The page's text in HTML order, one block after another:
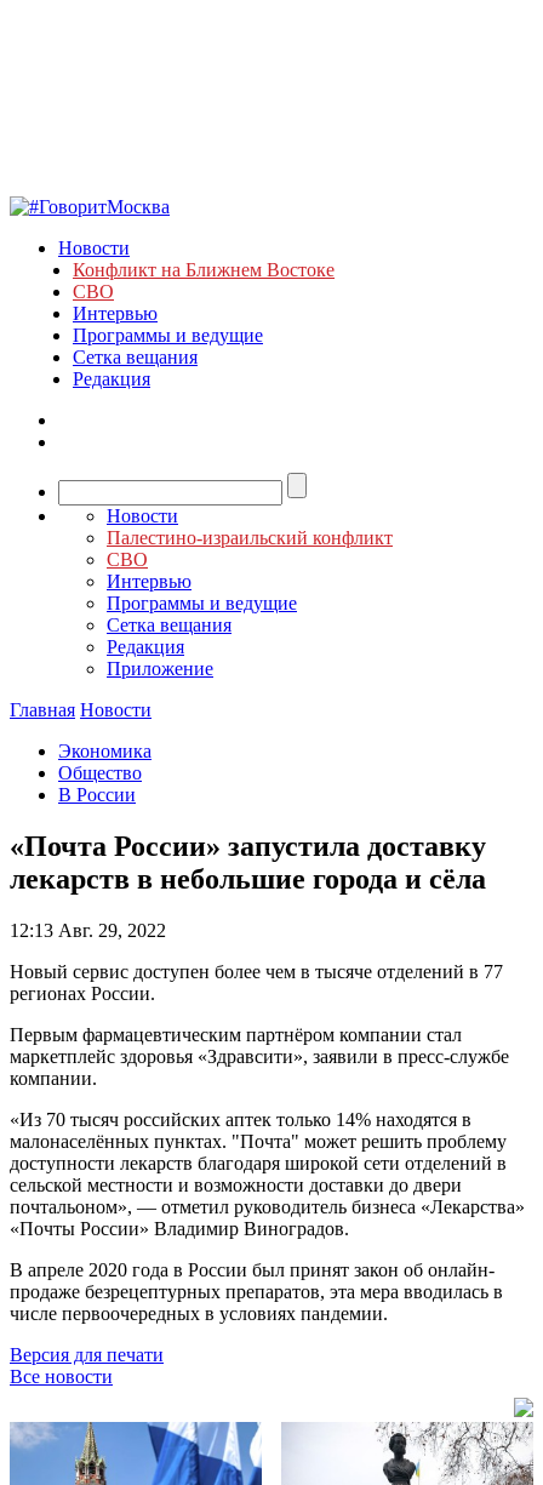
Новости
Конфликт на Ближнем Востоке
СВО
Интервью
Программы и ведущие
Сетка вещания
Редакция
Новости
Палестино-израильский конфликт
СВО
Интервью
Программы и ведущие
Сетка вещания
Редакция
Приложение
Главная Новости
Экономика
Общество
В России
«Почта России» запустила доставку
лекарств в небольшие города и сёла
12:13 Авг. 29, 2022
Новый сервис доступен более чем в тысяче отделений в 77
регионах России.
Первым фармацевтическим партнёром компании стал
маркетплейс здоровья «Здравсити», заявили в пресс-службе
компании.
«Из 70 тысяч российских аптек только 14% находятся в
малонаселённых пунктах. "Почта" может решить проблему
доступности лекарств благодаря широкой сети отделений в
сельской местности и возможности доставки до двери
почтальоном», — отметил руководитель бизнеса «Лекарства»
«Почты России» Владимир Виноградов.
В апреле 2020 года в России был принят закон об онлайн-
продаже безрецептурных препаратов, эта мера вводилась в
числе первоочередных в условиях пандемии.
Версия для печати
Все новости